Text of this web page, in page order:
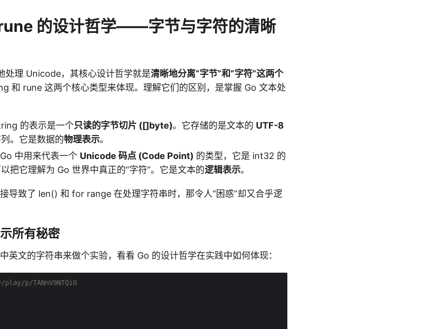
的设计哲学——字节与字符的清晰
处理 Unicode，其核心设计哲学就是清晰地分离“字节”和“字符”这两个
和 rune 这两个核心类型来体现。理解它们的区别，是掌握 Go 文本处
的表示是一个只读的字节切片 ([]byte)。它存储的是文本的 UTF-8
。它是数据的物理表示。
中用来代表一个 Unicode 码点 (Code Point) 的类型，它是 int32 的
把它理解为 Go 世界中真正的“字符”。它是文本的逻辑表示。
导致了 len() 和 for range 在处理字符串时，那令人“困惑”却又合乎逻
所有秘密
英文的字符串来做个实验，看看 Go 的设计哲学在实践中如何体现：
p/TANnV9NTQi0